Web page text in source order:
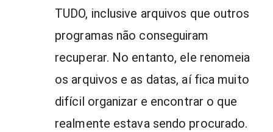
TUDO, inclusive arquivos que outros
programas não conseguiram
recuperar. No entanto, ele renomeia
os arquivos e as datas, aí fica muito
difícil organizar e encontrar o que
realmente estava sendo procurado.